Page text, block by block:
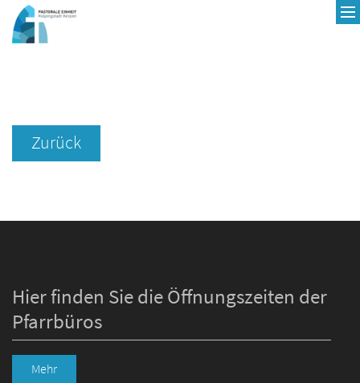
Zum Inhalt springen
Zurück
Hier finden Sie die Öffnungszeiten der
Pfarrbüros
Mehr